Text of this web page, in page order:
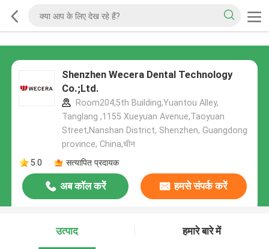
Shenzhen Wecera Dental Technology
Co.;Ltd.
Room204,5th Building,Yuantou Alley,
Tanglang ,1155 Xueyuan Avenue,Taoyuan
Street,Nanshan District, Shenzhen, Guangdong
province, China,चीन
5.0
सत्यापित प्रदायक
अब कॉल करें हमसे संपर्क करें
उत्पाद हमारे बारे में